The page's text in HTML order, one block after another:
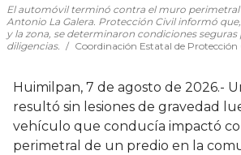
El automóvil terminó contra el muro perimetral
Antonio La Galera. Protección Civil informó
y la zona, se determinaron condiciones
diligencias.
Coordinación Estatal de
Huimilpan, 7 de agosto de 2026.-
resultó sin lesiones de gravedad
vehículo que conducía impactó
perimetral de un predio en la